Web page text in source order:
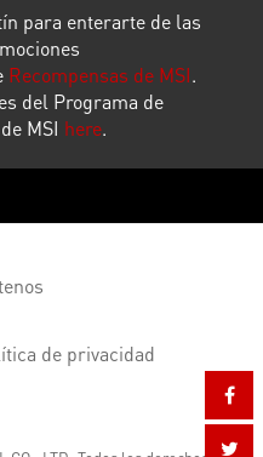
para enterarte de las
Recompensas de MSI.
del Programa de
MSI here.
de privacidad